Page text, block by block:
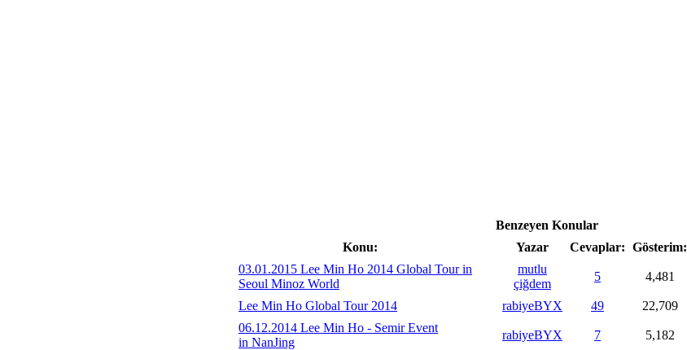
Benzeyen Konular
Konu:
Yazar Cevaplar: Gösterim:
03.01.2015 Lee Min Ho 2014 Global Tour in
Seoul Minoz World
mutlu
çiğdem
5 4,481
Lee Min Ho Global Tour 2014 rabiyeBYX 49 22,709
06.12.2014 Lee Min Ho - Semir Event
in NanJing
rabiyeBYX 7 5,182